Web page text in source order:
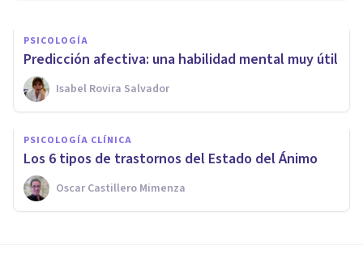
PSICOLOGÍA
Predicción afectiva: una habilidad mental muy útil
Isabel Rovira Salvador
PSICOLOGÍA CLÍNICA
Los 6 tipos de trastornos del Estado del Ánimo
Oscar Castillero Mimenza